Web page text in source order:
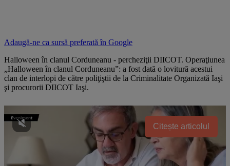
Adaugă-ne ca sursă preferată în Google
Halloween în clanul Corduneanu - percheziţii DIICOT. Operaţiunea
„Halloween în clanul Corduneanu”: a fost dată o lovitură acestui
clan de interlopi de către poliţiştii de la Criminalitate Organizată Iaşi
şi procurorii DIICOT Iaşi.
Citește articolul